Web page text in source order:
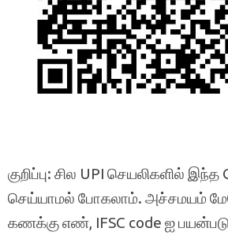
குறிப்பு: சில UPI செயலிகளில்
செய்யாமல் போகலாம். அச்சமயம்
கணக்கு எண், IFSC code ஐ